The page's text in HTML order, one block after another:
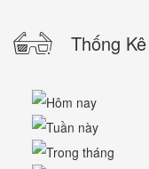
Thống Kê